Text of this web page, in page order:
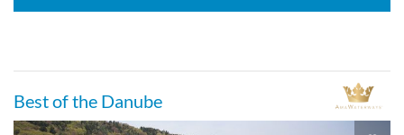
Best of the Danube